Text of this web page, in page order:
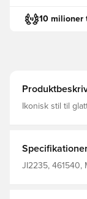
10 milioner
Ikonisk stil til
pasform Slip-on-
enkelt rem
Cloudfoam-
JI2235, 461540,